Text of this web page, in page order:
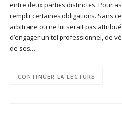
entre deux parties distinctes. Pour
remplir certaines obligations. Sans
arbitraire ou ne lui serait pas
d’engager un tel professionnel, de
de ses…
CONTINUER LA LECTURE